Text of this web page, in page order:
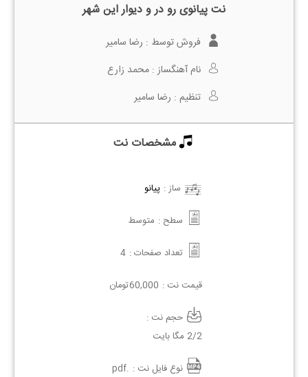
نت پیانوی رو در و دیوار این شهر
فروش توسط : رضا سامیر
نام آهنگساز : محمد زارع
تنظیم : رضا سامیر
مشخصات نت
ساز : پیانو
سطح : متوسط
تعداد صفحات : 4
قیمت نت : 60,000تومان
حجم نت :
2/2 مگا بایت
نوع فایل نت : .pdf